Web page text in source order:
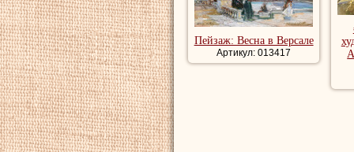
художеств.
выделял
ученика.
начал
Пейзаж: Весна в Версале
Артикул: 013417